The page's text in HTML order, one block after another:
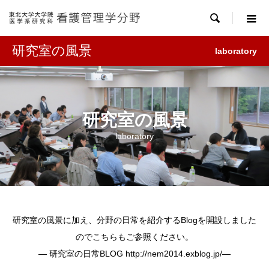

研究室の風景 laboratory
研究室の風景
laboratory
研究室の風景に加え、分野の日常を紹介するBlogを開設しました
のでこちらもご参照ください。
― 研究室の日常BLOG http://nem2014.exblog.jp/―